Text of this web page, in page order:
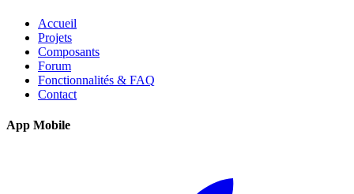
Accueil
Projets
Composants
Forum
Fonctionnalités & FAQ
Contact
App Mobile